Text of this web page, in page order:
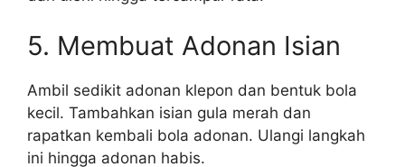
5. Membuat Adonan Isian
Ambil sedikit adonan klepon dan bentuk bola
kecil. Tambahkan isian gula merah dan
rapatkan kembali bola adonan. Ulangi langkah
ini hingga adonan habis.